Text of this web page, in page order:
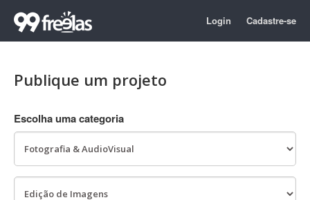
Login Cadastre-se
Publique um projeto
Escolha uma categoria